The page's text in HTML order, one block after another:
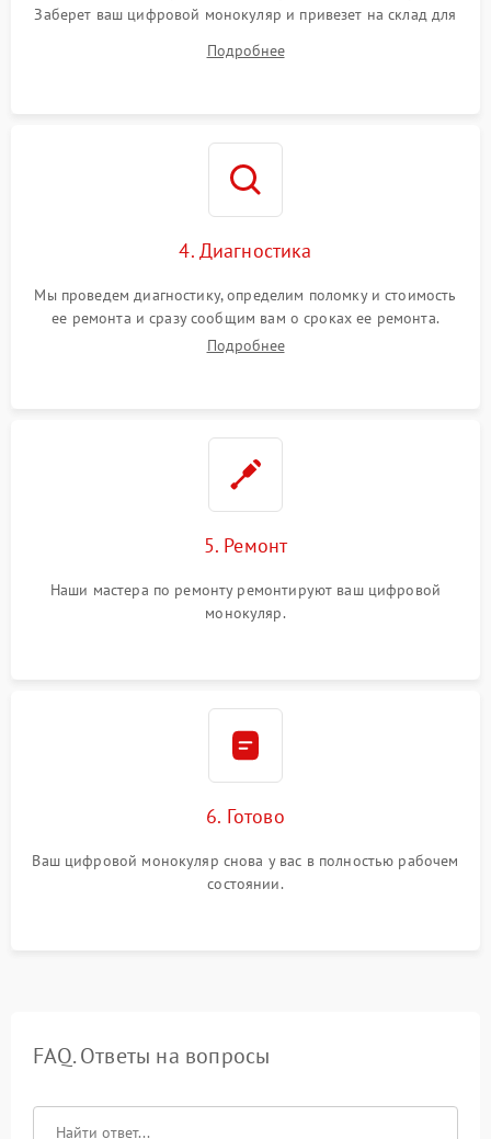
Заберет ваш цифровой монокуляр и привезет на склад для
Подробнее
4. Диагностика
Мы проведем диагностику, определим поломку и стоимость
ее ремонта и сразу сообщим вам о сроках ее ремонта.
Подробнее
5. Ремонт
Наши мастера по ремонту ремонтируют ваш цифровой
монокуляр.
6. Готово
Ваш цифровой монокуляр снова у вас в полностью рабочем
состоянии.
FAQ. Ответы на вопросы